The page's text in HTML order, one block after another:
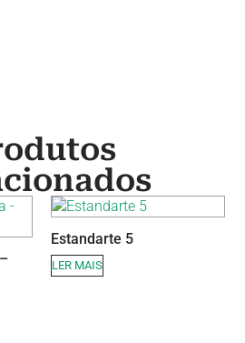
Estandarte 5
LER MAIS